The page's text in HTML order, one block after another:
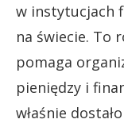
w instytucjach
na świecie. To
pomaga
pieniędzy i
właśnie